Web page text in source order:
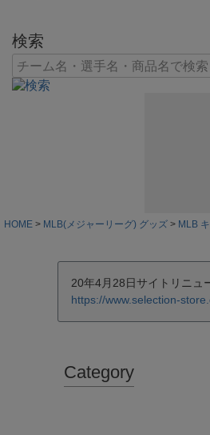
検索
HOME MLB(メジャーリーグ) グッズ MLB
20年4月28日サイトリニュ
https://www.selection-
Category